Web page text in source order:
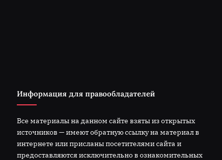
Информация для правообладателей
Все материалы на данном сайте взяты из открытых
источников — имеют обратную ссылку на материал в
интернете или присланы посетителями сайта и
предоставляются исключительно в ознакомительных